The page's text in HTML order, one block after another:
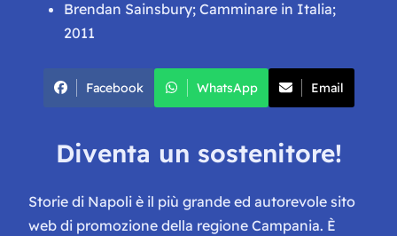
Brendan Sainsbury; Camminare in Italia;
2011
Facebook WhatsApp Email
Diventa un sostenitore!
Storie di Napoli è il più grande ed autorevole sito
web di promozione della regione Campania. È